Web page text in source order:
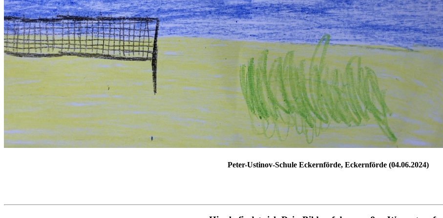
Peter-Ustinov-Schule Eckernförde, Eckernförde (04.06.2024)